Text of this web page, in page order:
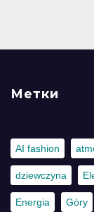
Метки
AI fashion
dziewczyna
Energia Góry